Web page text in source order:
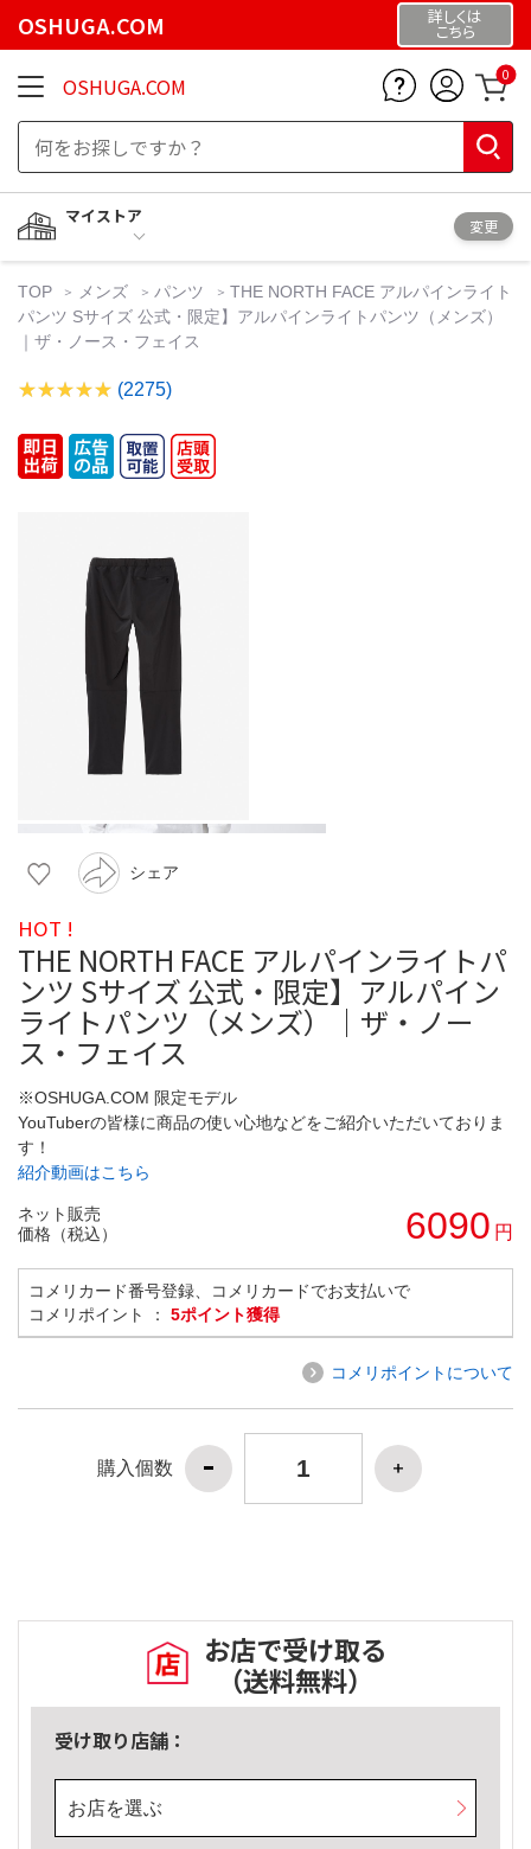
OSHUGA.COM 詳しくは
こちら
OSHUGA.COM 0
マイストア
変更
TOP メンズ パンツ
THE NORTH FACE アルパインライト
パンツ Sサイズ 公式・限定】アルパインライトパンツ（メンズ）
｜ザ・ノース・フェイス
(2275)
シェア
HOT !
THE NORTH FACE アルパインライトパ
ンツ Sサイズ 公式・限定】アルパイン
ライトパンツ（メンズ）｜ザ・ノー
ス・フェイス
※OSHUGA.COM 限定モデル
YouTuberの皆様に商品の使い心地などをご紹介いただいておりま
す！
紹介動画はこちら
ネット販売
価格（税込）
6090 円
コメリカード番号登録、コメリカードでお支払いで
コメリポイント ： 5ポイント獲得
コメリポイントについて
購入個数
お店で受け取る
（送料無料）
受け取り店舗：
お店を選ぶ